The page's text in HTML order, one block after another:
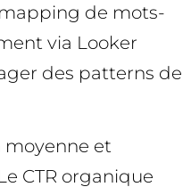
de mots-
via Looker
des patterns de
moyenne et
Le CTR organique